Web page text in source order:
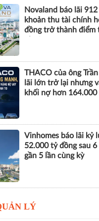
Novaland báo lãi
khoản thu tài chính
đồng trở thành điểm
THACO của ông
lãi lớn trở lại nhưng
khối nợ hơn
Vinhomes báo lãi kỷ
52.000 tỷ đồng sau 6
gần 5 lần cùng kỳ
LÝ